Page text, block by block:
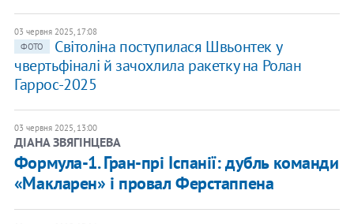
03 червня 2025, 17:08
ФОТО
Світоліна поступилася Швьонтек у
чвертьфіналі й зачохлила ракетку на Ролан
Гаррос-2025
03 червня 2025, 13:00
ДІАНА ЗВЯГІНЦЕВА
Формула-1. Гран-прі Іспанії: дубль команди
«Макларен» і провал Ферстаппена